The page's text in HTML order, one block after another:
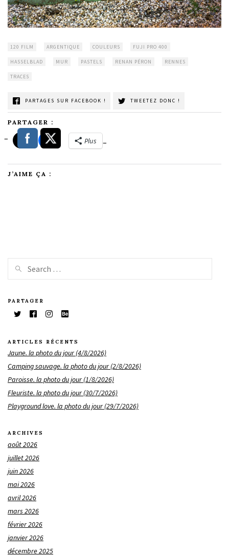
120 FILM ARGENTIQUE COULEURS FUJI PRO 400
HASSELBLAD MUR PASTELS RENAN PÉRON RENNES
TRACES
PARTAGES SUR FACEBOOK ! TWEETEZ DONC !
PARTAGER :
Plus
J’AIME ÇA :
PARTAGER
ARTICLES RÉCENTS
Jaune. la photo du jour (4/8/2026)
Camping sauvage. la photo du jour (2/8/2026)
Paroisse. la photo du jour (1/8/2026)
Fleuriste. la photo du jour (30/7/2026)
Playground love. la photo du jour (29/7/2026)
ARCHIVES
août 2026
juillet 2026
juin 2026
mai 2026
avril 2026
mars 2026
février 2026
janvier 2026
décembre 2025